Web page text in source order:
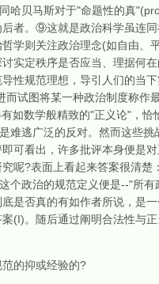
哈贝马斯对于"命题性的真
者。⑨这就是政治科学虽连
学则关注政治理念(如自由
实定秩序是否应当、理据何
性规范理想，导引人们的当
试图将某一种政治制度称
如数学般精致的"正义论"，
难逃广泛的反对。然而这些
可看出，许多批评本身便是
呢?表面上看起来答案很清
个政治的规范定义便是--"所
是否真的有如作者所说，是
(I)。随后通过阐明合法性与
的抑或经验的?